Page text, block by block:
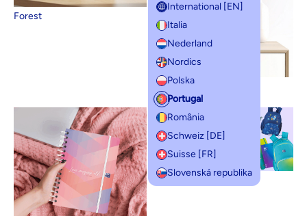
International [EN]
Italia
Nederland
Nordics
Polska
Portugal
România
Schweiz [DE]
Suisse [FR]
Slovenská republika
Forest
Oxford & You
Novidades Oxford